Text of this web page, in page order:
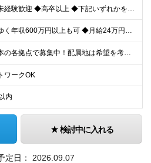
＊業種未経験歓迎 ◆高卒以上 ◆下記いずれかを満たす方 【1】IT・通信関連の業務経験がある方 【2】IT・通信関連の資格を保有 【3】法人営業経験がある方 ※【1】の具体例 ・企業でITエンジ
★ゆくゆく年収600万円以上も可 ◆月給24万円～30万円 （時間外手当10h/月約2万円含む） ※残業代超過分は別途全額支給いたします ※経験/資格に応じて、手当（月給に加算）が支給されます ※試
≪西日本の各拠点で募集中！配属地は希望を考慮≫ ★転勤なし★UIターン可 【関西】和歌山・京都・滋賀・奈良・兵庫 【東海】愛知・静岡・岐阜・三重 【北陸】石川・富山・福井 【中国】広島・岡山・島根・
ワークOK
内
検討中に入れる
定日： 2026.09.07